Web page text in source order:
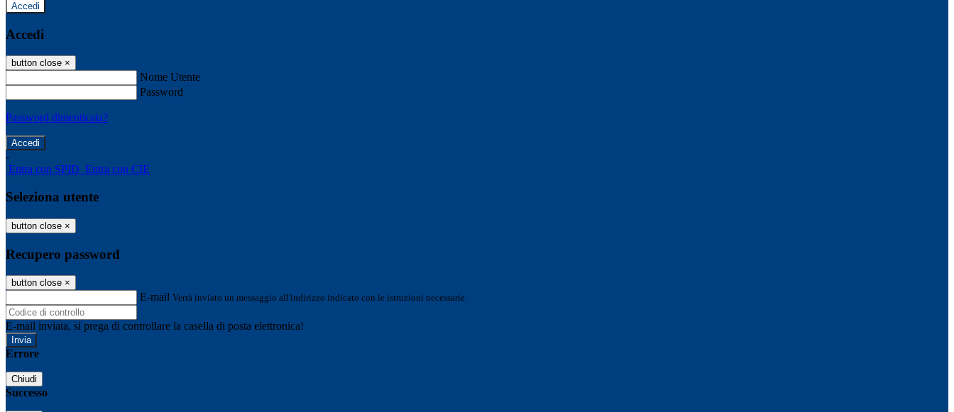
Accedi
Accedi
button close ×
Nome Utente
Password
Password dimenticata?
-
Entra con SPID Entra con CIE
Seleziona utente
button close ×
Recupero password
button close ×
E-mail Verrà inviato un messaggio all'indirizzo indicato con le istruzioni necessarie.
E-mail inviata, si prega di controllare la casella di posta elettronica!
Errore
Chiudi
Successo